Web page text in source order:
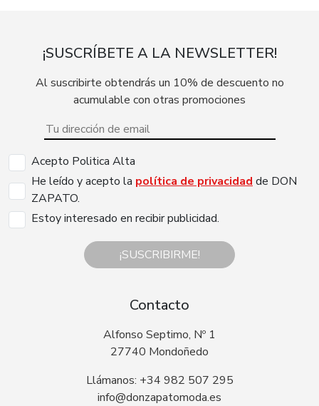
¡SUSCRÍBETE A LA NEWSLETTER!
Al suscribirte obtendrás un 10% de descuento no
acumulable con otras promociones
Acepto Politica Alta
He leído y acepto la política de privacidad de DON
ZAPATO.
Estoy interesado en recibir publicidad.
¡SUSCRIBIRME!
Contacto
Alfonso Septimo, Nº 1
27740 Mondoñedo
Llámanos: +34 982 507 295
info@donzapatomoda.es